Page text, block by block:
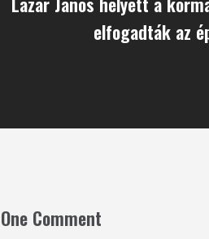
elfogadták az
One Comment